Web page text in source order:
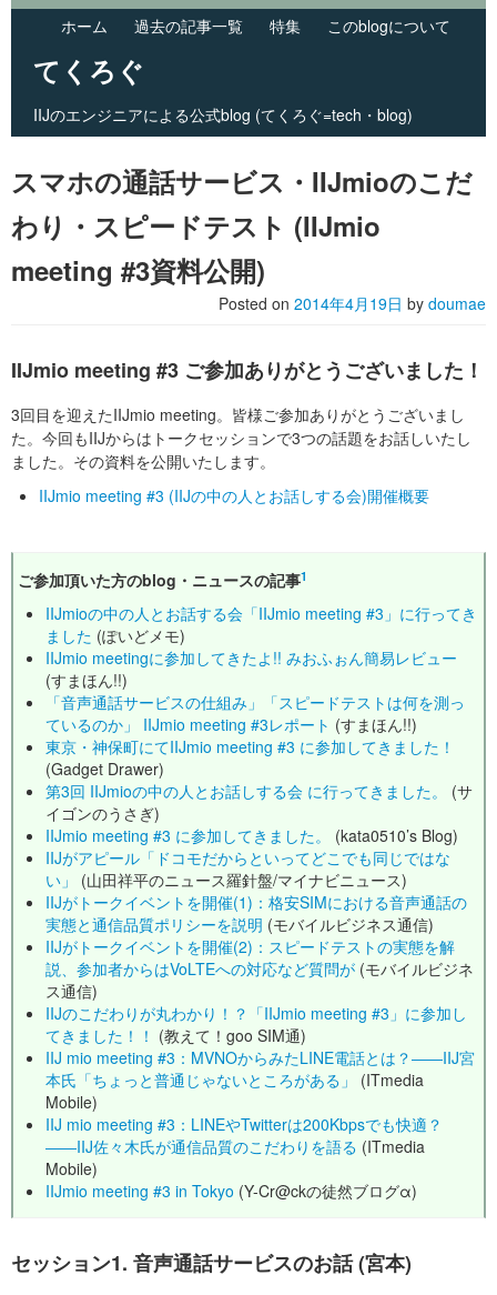
ホーム 過去の記事一覧 特集 このblogについて
てくろぐ
IIJのエンジニアによる公式blog (てくろぐ=tech・blog)
Main menu
スマホの通話サービス・IIJmioのこだ
わり・スピードテスト (IIJmio
meeting #3資料公開)
Posted on 2014年4月19日 by doumae
IIJmio meeting #3 ご参加ありがとうございました！
3回目を迎えたIIJmio meeting。皆様ご参加ありがとうございまし
た。今回もIIJからはトークセッションで3つの話題をお話しいたし
ました。その資料を公開いたします。
IIJmio meeting #3 (IIJの中の人とお話しする会)開催概要
ご参加頂いた方のblog・ニュースの記事1
IIJmioの中の人とお話する会「IIJmio meeting #3」に行ってき
ました (ぽいどメモ)
IIJmio meetingに参加してきたよ!! みおふぉん簡易レビュー
(すまほん!!)
「音声通話サービスの仕組み」「スピードテストは何を測っ
ているのか」 IIJmio meeting #3レポート (すまほん!!)
東京・神保町にてIIJmio meeting #3 に参加してきました！
(Gadget Drawer)
第3回 IIJmioの中の人とお話しする会 に行ってきました。
(サ
イゴンのうさぎ)
IIJmio meeting #3 に参加してきました。
(kata0510’s Blog)
IIJがアピール「ドコモだからといってどこでも同じではな
い」
(山田祥平のニュース羅針盤/マイナビニュース)
IIJがトークイベントを開催(1)：格安SIMにおける音声通話の
実態と通信品質ポリシーを説明 (モバイルビジネス通信)
IIJがトークイベントを開催(2)：スピードテストの実態を解
説、参加者からはVoLTEへの対応など質問が (モバイルビジネ
ス通信)
IIJのこだわりが丸わかり！？「IIJmio meeting #3」に参加し
てきました！！ (教えて！goo SIM通)
IIJ mio meeting #3：MVNOからみたLINE電話とは？――IIJ宮
本氏「ちょっと普通じゃないところがある」
(ITmedia
Mobile)
IIJ mio meeting #3：LINEやTwitterは200Kbpsでも快適？
――IIJ佐々木氏が通信品質のこだわりを語る (ITmedia
Mobile)
IIJmio meeting #3 in Tokyo (Y-Cr@ckの徒然ブログα)
セッション1. 音声通話サービスのお話 (宮本)